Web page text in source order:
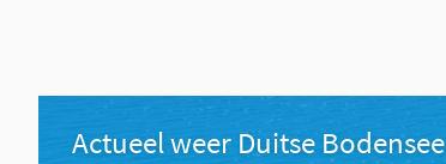
Actueel weer Duitse Bodensee